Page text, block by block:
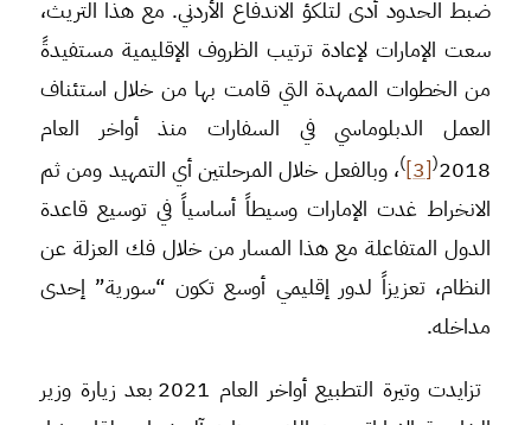
ضبط الحدود أدى لتلكؤ الاندفاع الأردني. مع هذا التريث،
سعت الإمارات لإعادة ترتيب الظروف الإقليمية مستفيدةً
من الخطوات الممهدة التي قامت بها من خلال استئناف
العمل الدبلوماسي في السفارات منذ أواخر العام
2018
(
[3]
)، وبالفعل خلال المرحلتين أي التمهيد ومن ثم
الانخراط غدت الإمارات وسيطاً أساسياً في توسيع قاعدة
الدول المتفاعلة مع هذا المسار من خلال فك العزلة عن
النظام، تعزيزاً لدور إقليمي أوسع تكون “سورية” إحدى
مداخله.
تزايدت وتيرة التطبيع أواخر العام 2021 بعد زيارة وزير